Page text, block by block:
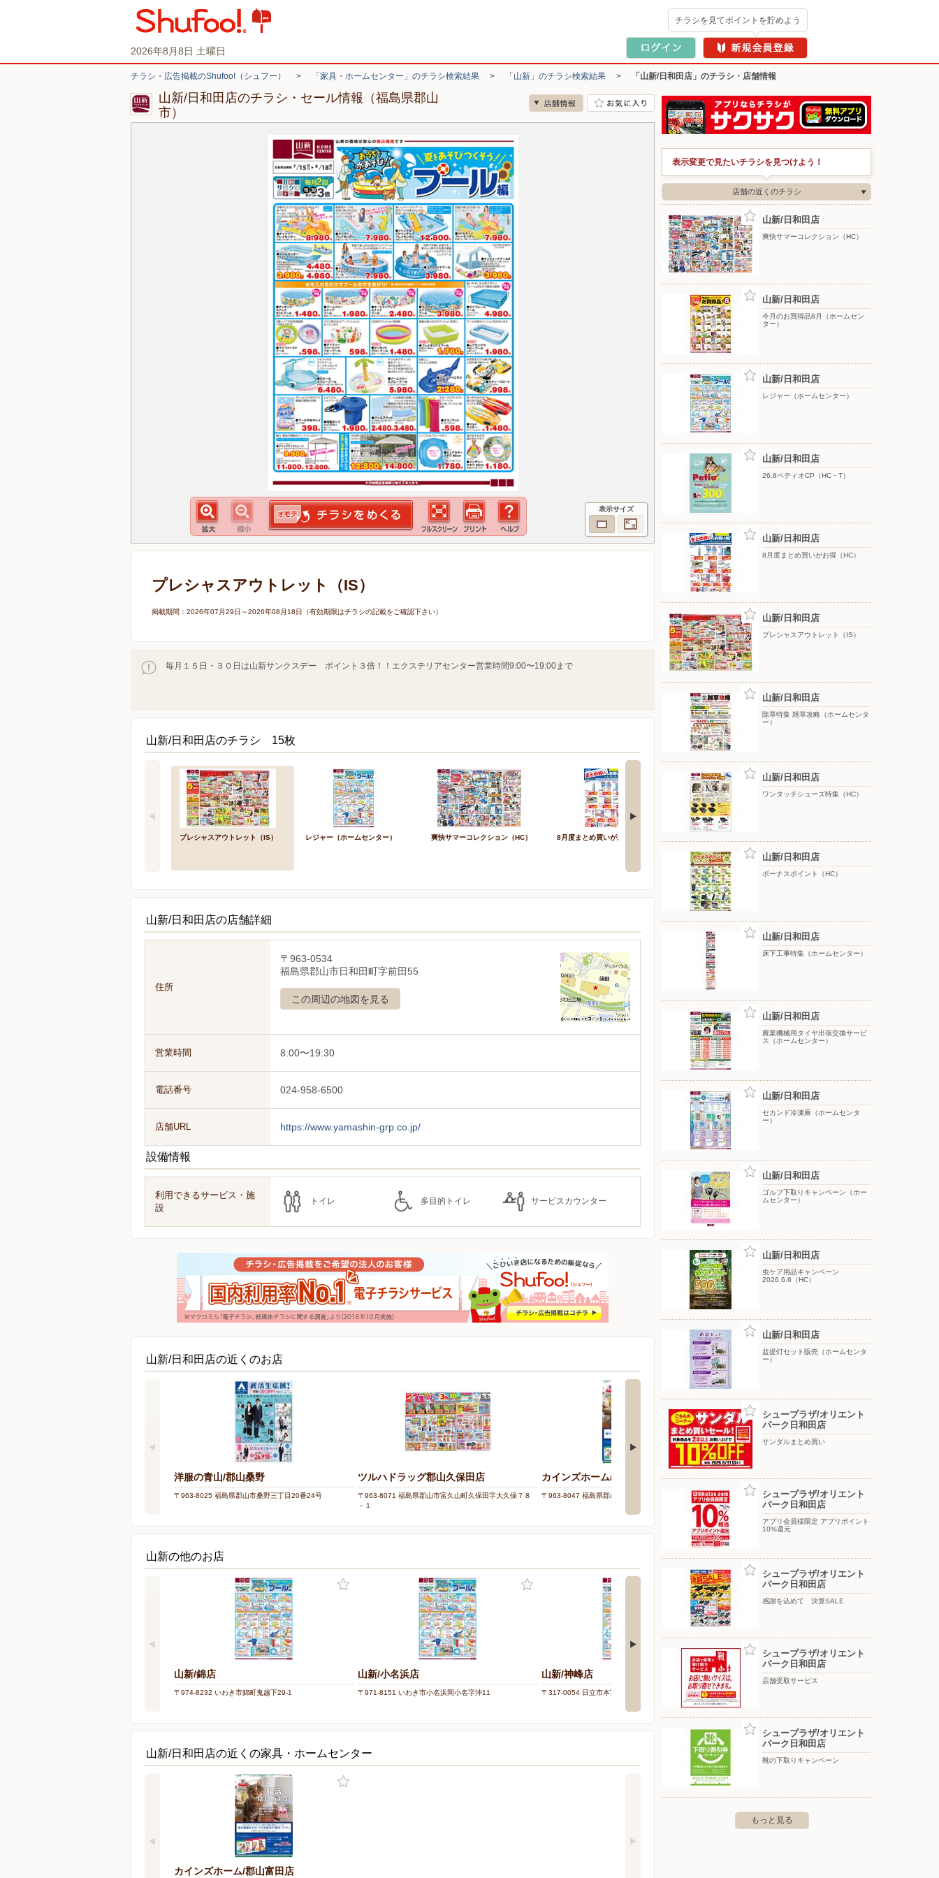
2026年8月8日 土曜日
チラシを見てポイントを貯めよう
チラシ・広告掲載のShufoo!（シュフー） > 「家具・ホームセンター」のチラシ検索結果 > 「山新」のチラシ検索結果 > 「山新/日和田店」のチラシ・店舗情報
山新/日和田店のチラシ・セール情報（福島県郡山
市）
表示サイズ
プレシャスアウトレット（IS）
掲載期間：2026年07月29日～2026年08月18日（有効期限はチラシの記載をご確認下さい）
毎月１５日・３０日は山新サンクスデー ポイント３倍！！エクステリアセンター営業時間9:00〜19:00まで
山新/日和田店のチラシ 15枚
プレシャスアウトレット（IS） レジャー（ホームセンター） 爽快サマーコレクション（HC） 8月度まとめ買いがお得（HC）
山新/日和田店の店舗詳細
住所
〒963-0534
福島県郡山市日和田町字前田55
この周辺の地図を見る
営業時間 8:00〜19:30
電話番号 024-958-6500
店舗URL https://www.yamashin-grp.co.jp/
設備情報
利用できるサービス・施
設
トイレ 多目的トイレ サービスカウンター
山新/日和田店の近くのお店
洋服の青山/郡山桑野
〒963-8025 福島県郡山市桑野三丁目20番24号
ツルハドラッグ郡山久保田店
〒963-8071 福島県郡山市富久山町久保田字大久保７８
－１
カインズホーム/郡山富田店
〒963-8047 福島県郡山市富田東4-20
ウエルシア/郡山駅東口店
〒963-8802 福島県郡山市谷島町6-18
山新の他のお店
山新/錦店
〒974-8232 いわき市錦町鬼越下29-1
山新/小名浜店
〒971-8151 いわき市小名浜岡小名字沖11
山新/神峰店
〒317-0054 日立市本宮町4-26-11
山新/常陸太田店
〒313-0061 常陸太田市中城町西鯉沼3000-1
山新/日和田店の近くの家具・ホームセンター
カインズホーム/郡山富田店
表示変更で見たいチラシを見つけよう！
店舗の近くのチラシ
山新/日和田店
爽快サマーコレクション（HC）
山新/日和田店
今月のお買得品8月（ホームセン
ター）
山新/日和田店
レジャー（ホームセンター）
山新/日和田店
26.8ペティオCP（HC・T）
山新/日和田店
8月度まとめ買いがお得（HC）
山新/日和田店
プレシャスアウトレット（IS）
山新/日和田店
除草特集 雑草攻略（ホームセンタ
ー）
山新/日和田店
ワンタッチシューズ特集（HC）
山新/日和田店
ボーナスポイント（HC）
山新/日和田店
床下工事特集（ホームセンター）
山新/日和田店
農業機械用タイヤ出張交換サービ
ス（ホームセンター）
山新/日和田店
セカンド冷凍庫（ホームセンタ
ー）
山新/日和田店
ゴルフ下取りキャンペーン（ホー
ムセンター）
山新/日和田店
虫ケア用品キャンペーン
2026.6.6（HC）
山新/日和田店
盆提灯セット販売（ホームセンタ
ー）
シュープラザ/オリエント
パーク日和田店
サンダルまとめ買い
シュープラザ/オリエント
パーク日和田店
アプリ会員様限定 アプリポイント
10%還元
シュープラザ/オリエント
パーク日和田店
感謝を込めて 決算SALE
シュープラザ/オリエント
パーク日和田店
店舗受取サービス
シュープラザ/オリエント
パーク日和田店
靴の下取りキャンペーン
もっと見る